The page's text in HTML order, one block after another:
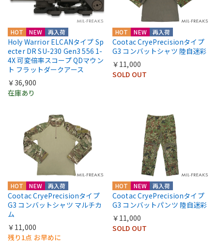
HOT NEW 再入荷
Holy Warrior ELCANタイプ Sp
ecter DR SU-230 Gen3 556 1-
4X 可変倍率スコープ QDマウン
ト フラットダークアース
￥36,900
在庫あり
HOT NEW 再入荷
Cootac CryePrecisionタイプ
G3 コンバットシャツ 陸自迷彩
￥11,000
SOLD OUT
HOT NEW 再入荷
Cootac CryePrecisionタイプ
G3 コンバットシャツ マルチカ
ム
￥11,000
残り1点 お早めに
HOT NEW 再入荷
Cootac CryePrecisionタイプ
G3 コンバットパンツ 陸自迷彩
￥11,000
SOLD OUT